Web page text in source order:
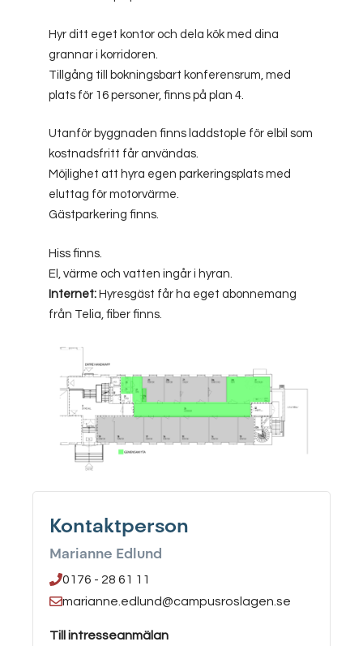
Hyr ditt eget kontor och dela kök med dina
grannar i korridoren.
Tillgång till bokningsbart konferensrum, med
plats för 16 personer, finns på plan 4.
Utanför byggnaden finns laddstople för elbil som
kostnadsfritt får användas.
Möjlighet att hyra egen parkeringsplats med
eluttag för motorvärme.
Gästparkering finns.
Hiss finns.
El, värme och vatten ingår i hyran.
Internet: Hyresgäst får ha eget abonnemang
från Telia, fiber finns.
Kontaktperson
Marianne Edlund
0176 - 28 61 11
marianne.edlund@campusroslagen.se
Till intresseanmälan